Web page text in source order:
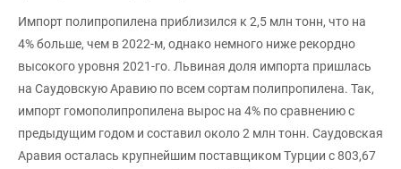
Импорт полипропилена приблизился к 2,5 млн тонн, что на
4% больше, чем в 2022-м, однако немного ниже рекордно
высокого уровня 2021-го. Львиная доля импорта пришлась
на Саудовскую Аравию по всем сортам полипропилена. Так,
импорт гомополипропилена вырос на 4% по сравнению с
предыдущим годом и составил около 2 млн тонн. Саудовская
Аравия осталась крупнейшим поставщиком Турции с 803,67